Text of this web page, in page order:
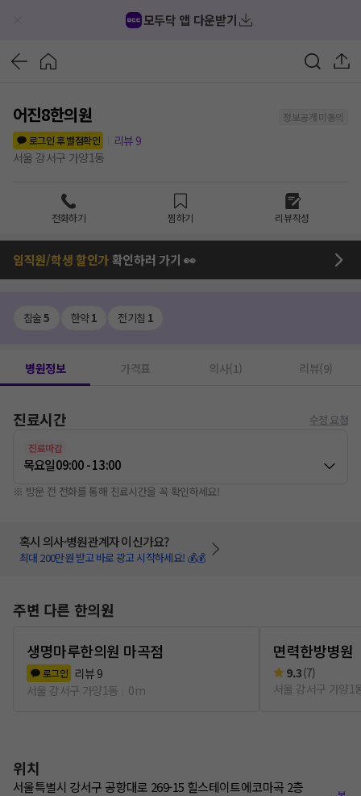
모두닥 앱 다운받기
어진8한의원
정보공개 미동의
로그인 후 별점확인
리뷰 9
서울 강서구 가양1동
전화하기 찜하기 리뷰작성
임직원/학생 할인가확인하러 가기 👀
침술5 한약1 전기침 1
병원정보 가격표 의사(1) 리뷰(9)
진료시간 수정 요청
진료마감
목요일09:00 - 13:00
※ 방문 전 전화를 통해 진료시간을 꼭 확인하세요!
혹시 의사·병원관계자 이신가요?
최대 200만원 받고 바로 광고 시작하세요! 💰💰
주변 다른 한의원
생명마루한의원 마곡점
로그인 리뷰 9
서울 강서구 가양1동
0m
면력한방병원
9.3(7)
서울 강서구 가양1
위치
서울특별시 강서구 공항대로 269-15 힐스테이트에코마곡 2층